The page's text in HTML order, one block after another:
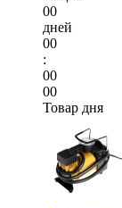
00
дней
00
:
00
00
Товар дня